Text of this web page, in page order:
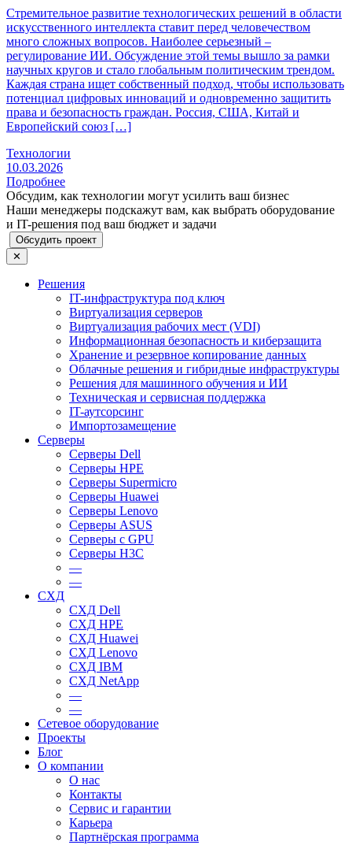
Стремительное развитие технологических решений в области
искусственного интеллекта ставит перед человечеством
много сложных вопросов. Наиболее серьезный –
регулирование ИИ. Обсуждение этой темы вышло за рамки
научных кругов и стало глобальным политическим трендом.
Каждая страна ищет собственный подход, чтобы использовать
потенциал цифровых инноваций и одновременно защитить
права и безопасность граждан. Россия, США, Китай и
Европейский союз […]
Технологии
10.03.2026
Подробнее
Обсудим, как технологии могут усилить ваш бизнес
Наши менеджеры подскажут вам, как выбрать оборудование
и IT-решения под ваш бюджет и задачи
Обсудить проект
✕
Решения
IT-инфраструктура под ключ
Виртуализация серверов
Виртуализация рабочих мест (VDI)
Информационная безопасность и киберзащита
Хранение и резервное копирование данных
Облачные решения и гибридные инфраструктуры
Решения для машинного обучения и ИИ
Техническая и сервисная поддержка
IT-аутсорсинг
Импортозамещение
Серверы
Серверы Dell
Серверы HPE
Серверы Supermicro
Серверы Huawei
Серверы Lenovo
Серверы ASUS
Серверы c GPU
Серверы H3C
—
—
СХД
СХД Dell
СХД HPE
СХД Huawei
СХД Lenovo
СХД IBM
СХД NetApp
—
—
Сетевое оборудование
Проекты
Блог
О компании
О нас
Контакты
Сервис и гарантии
Карьера
Партнёрская программа